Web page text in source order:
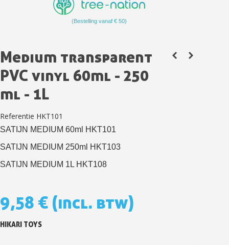
Levering binnen 48-72 uur in Nederland
Betaling in 4x gratis vanaf een aankoopwaarde van 30€.
Je online offerte in minder dan 1 minuut
Deel je creaties en ontvang shopping vouchers
Retourneer producten binnen 14 dagen
5€ korting op de eerste bestelling
(Bestelling vanaf € 50)
Medium transparent
PVC vinyl 60ml - 250
ml - 1L
Referentie HKT101
SATIJN MEDIUM 60ml HKT101
SATIJN MEDIUM 250ml HKT103
SATIJN MEDIUM 1L HKT108
9,58 € (incl. btw)
HIKARI TOYS